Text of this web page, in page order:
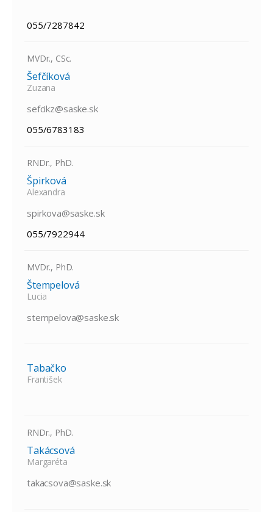
055/7287842
MVDr., CSc.
Šefčíková
Zuzana
sefcikz@saske.sk
055/6783183
RNDr., PhD.
Špirková
Alexandra
spirkova@saske.sk
055/7922944
MVDr., PhD.
Štempelová
Lucia
stempelova@saske.sk
Tabačko
František
RNDr., PhD.
Takácsová
Margaréta
takacsova@saske.sk